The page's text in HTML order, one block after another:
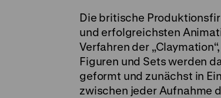
Die britische
und erfolgreichsten
Verfahren der
Figuren und Sets werden
geformt und zunächst in
zwischen jeder Aufnahme